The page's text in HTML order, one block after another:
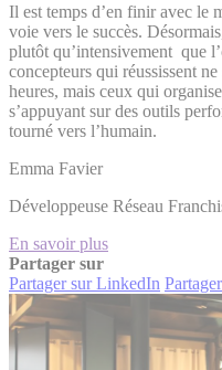
Il est temps d’en finir avec le
voie vers le succès.
plutôt qu’intensivement que
concepteurs qui réussissent
heures, mais ceux qui
s’appuyant sur des outils
tourné vers l’humain.
Emma Favier
Développeuse Réseau
En savoir plus
Partager sur
Partager sur LinkedIn